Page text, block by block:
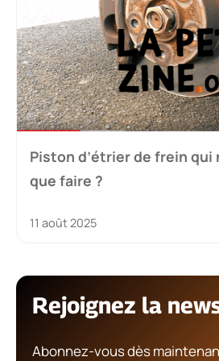
Piston d’étrier de frein qui
que faire ?
11 août 2025
Rejoignez la
Abonnez-vous dès